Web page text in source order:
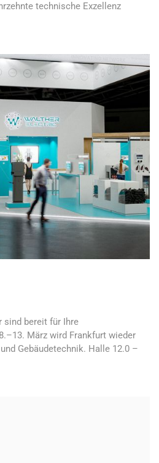
technische Exzellenz
sind bereit für Ihre
März wird Frankfurt wieder
Gebäudetechnik. Halle 12.0 –